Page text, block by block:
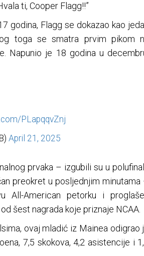
ti, Cooper Flagg!!”
godina, Flagg se dokazao kao
toga se smatra prvim pikom
Napunio je 18 godina u
PLapqqvZnj
April 21, 2025
prvaka – izgubili su u
preokret u posljednjim minutama
All-American petorku i
šest nagrada koje priznaje NCAA.
ovaj mladić iz Mainea odigrao
7,5 skokova, 4,2 asistencije i